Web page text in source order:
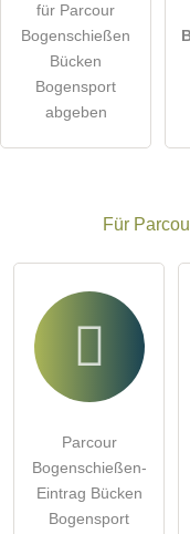
Die
öffentliche Frage
Hinweis:Bitte
für Parcour
Bogenschießen
Bücken
Bogensport
abgeben
Für
Parcour
Bogenschießen-
Eintrag Bücken
Bogensport